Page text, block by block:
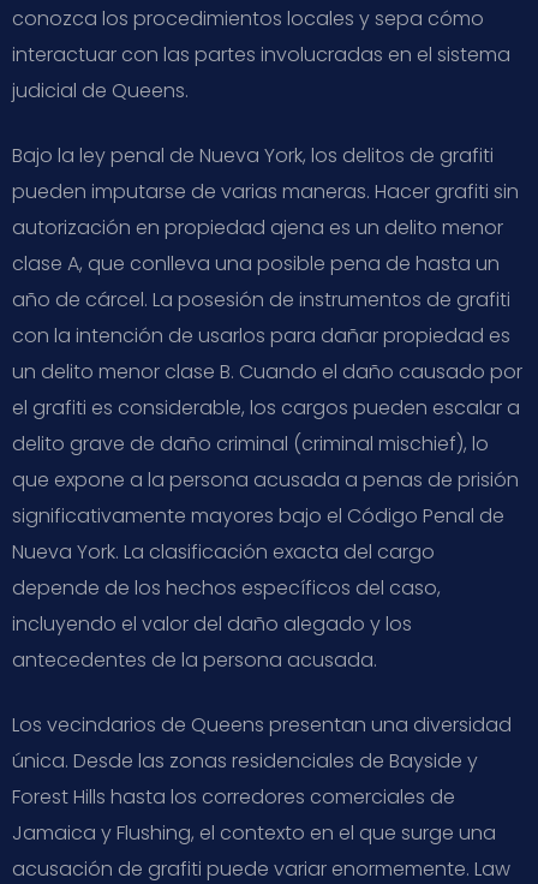
conozca los procedimientos locales y sepa cómo
interactuar con las partes involucradas en el sistema
judicial de Queens.
Bajo la ley penal de Nueva York, los delitos de grafiti
pueden imputarse de varias maneras. Hacer grafiti sin
autorización en propiedad ajena es un delito menor
clase A, que conlleva una posible pena de hasta un
año de cárcel. La posesión de instrumentos de grafiti
con la intención de usarlos para dañar propiedad es
un delito menor clase B. Cuando el daño causado por
el grafiti es considerable, los cargos pueden escalar a
delito grave de daño criminal (criminal mischief), lo
que expone a la persona acusada a penas de prisión
significativamente mayores bajo el Código Penal de
Nueva York. La clasificación exacta del cargo
depende de los hechos específicos del caso,
incluyendo el valor del daño alegado y los
antecedentes de la persona acusada.
Los vecindarios de Queens presentan una diversidad
única. Desde las zonas residenciales de Bayside y
Forest Hills hasta los corredores comerciales de
Jamaica y Flushing, el contexto en el que surge una
acusación de grafiti puede variar enormemente. Law